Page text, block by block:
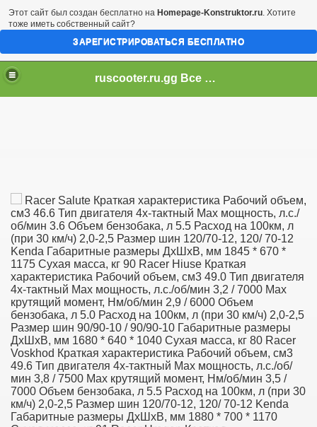
ruscooter.ru.gg Все о скутерах и даже больше!
Racer Salute Краткая характеристика Рабочий объем,
см3 46.6 Тип двигателя 4х-тактный Max мощность, л.с./
об/мин 3.6 Объем бензобака, л 5.5 Расход на 100км, л
(при 30 км/ч) 2,0-2,5 Размер шин 120/70-12, 120/ 70-12
Kenda Габаритные размеры ДхШхВ, мм 1845 * 670 *
1175 Сухая масса, кг 90 Racer Hiuse Краткая
характеристика Рабочий объем, см3 49.0 Тип двигателя
4х-тактный Max мощность, л.с./об/мин 3,2 / 7000 Max
крутящий момент, Hм/об/мин 2,9 / 6000 Объем
бензобака, л 5.0 Расход на 100км, л (при 30 км/ч) 2,0-2,5
Размер шин 90/90-10 / 90/90-10 Габаритные размеры
ДхШхВ, мм 1680 * 640 * 1040 Сухая масса, кг 80 Racer
Voskhod Краткая характеристика Рабочий объем, см3
49.6 Тип двигателя 4х-тактный Max мощность, л.с./об/
мин 3,8 / 7500 Max крутящий момент, Hм/об/мин 3,5 /
7000 Объем бензобака, л 5.5 Расход на 100км, л (при 30
км/ч) 2,0-2,5 Размер шин 120/70-12, 120/ 70-12 Kenda
Габаритные размеры ДхШхВ, мм 1880 * 700 * 1170
Этот сайт был создан бесплатно на Homepage-Konstruktor.ru. Хотите
тоже иметь собственный сайт?
ЗАРЕГИСТРИРОВАТЬСЯ БЕСПЛАТНО